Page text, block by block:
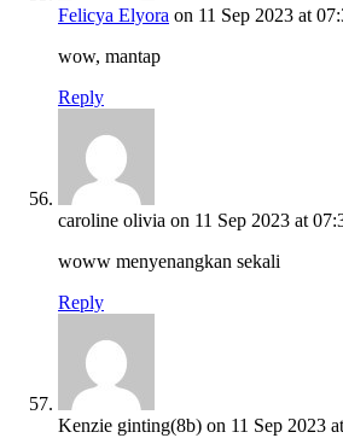
Felicya Elyora on 11 Sep 2023 at
wow, mantap
Reply
caroline olivia on 11 Sep 2023 at
woww menyenangkan sekali
Reply
Kenzie ginting(8b) on 11 Sep 2023